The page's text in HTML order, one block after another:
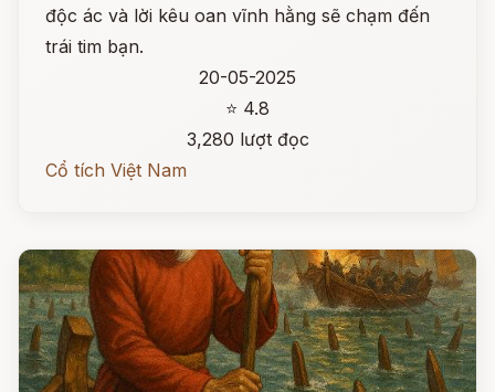
độc ác và lời kêu oan vĩnh hằng sẽ chạm đến
trái tim bạn.
20-05-2025
⭐ 4.8
3,280 lượt đọc
Cổ tích Việt Nam